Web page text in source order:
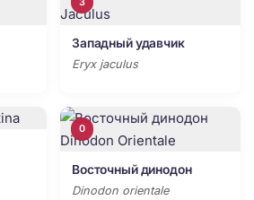
Западный удавчик
Eryx jaculus
0
Восточный динодон
Dinodon orientale